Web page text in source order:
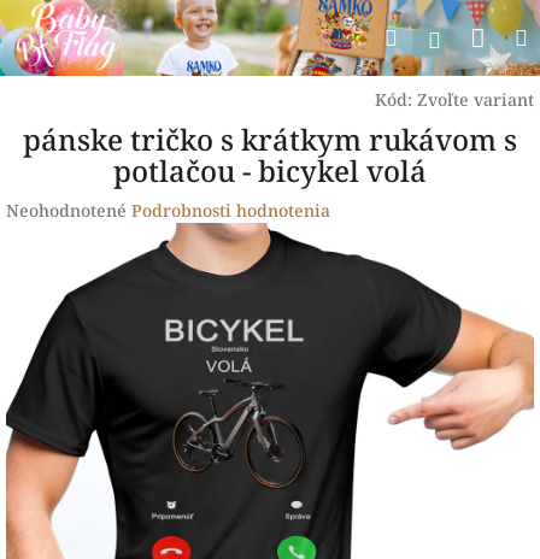
Prejsť
na
obsah
Hľadať
Kód: Zvoľte variant
pánske tričko s krátkym rukávom s
potlačou - bicykel volá
Priemerné
hviezdičiek.
Neohodnotené Podrobnosti hodnotenia